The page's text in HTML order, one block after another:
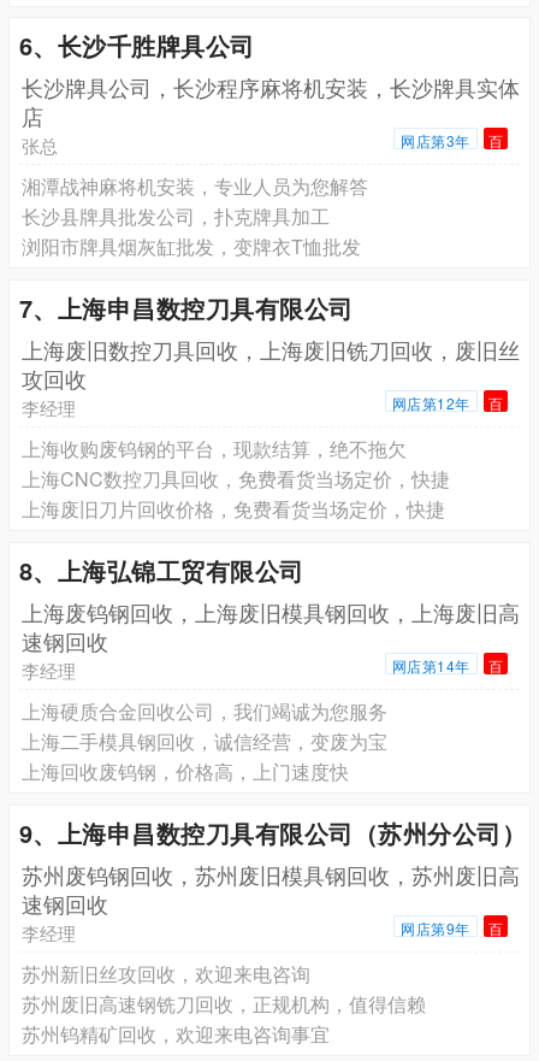
6、长沙千胜牌具公司
长沙牌具公司，长沙程序麻将机安装，长沙牌具实体
店
张总 网店第3年 百
湘潭战神麻将机安装，专业人员为您解答
长沙县牌具批发公司，扑克牌具加工
浏阳市牌具烟灰缸批发，变牌衣T恤批发
7、上海申昌数控刀具有限公司
上海废旧数控刀具回收，上海废旧铣刀回收，废旧丝
攻回收
李经理 网店第12年 百
上海收购废钨钢的平台，现款结算，绝不拖欠
上海CNC数控刀具回收，免费看货当场定价，快捷
上海废旧刀片回收价格，免费看货当场定价，快捷
8、上海弘锦工贸有限公司
上海废钨钢回收，上海废旧模具钢回收，上海废旧高
速钢回收
李经理 网店第14年 百
上海硬质合金回收公司，我们竭诚为您服务
上海二手模具钢回收，诚信经营，变废为宝
上海回收废钨钢，价格高，上门速度快
9、上海申昌数控刀具有限公司（苏州分公司）
苏州废钨钢回收，苏州废旧模具钢回收，苏州废旧高
速钢回收
李经理 网店第9年 百
苏州新旧丝攻回收，欢迎来电咨询
苏州废旧高速钢铣刀回收，正规机构，值得信赖
苏州钨精矿回收，欢迎来电咨询事宜